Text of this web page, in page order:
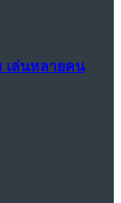
เล่นหลายคน